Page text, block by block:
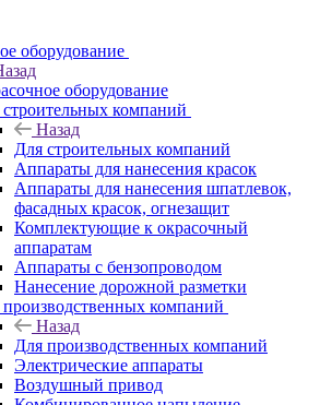
оборудование
оборудование
компаний
Назад
Для строительных компаний
Аппараты для нанесения красок
Аппараты для нанесения шпатлевок,
фасадных красок, огнезащит
Комплектующие к окрасочный
аппаратам
Аппараты с бензопроводом
Нанесение дорожной разметки
компаний
Назад
Для производственных компаний
Электрические аппараты
Воздушный привод